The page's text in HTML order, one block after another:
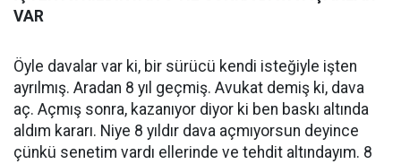
VAR
Öyle davalar var ki, bir sürücü kendi isteğiyle işten
ayrılmış. Aradan 8 yıl geçmiş. Avukat demiş ki, dava
aç. Açmış sonra, kazanıyor diyor ki ben baskı altında
aldım kararı. Niye 8 yıldır dava açmıyorsun deyince
çünkü senetim vardı ellerinde ve tehdit altındayım. 8